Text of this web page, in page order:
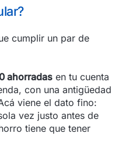
cumplir un par de
ahorradas en tu cuenta
con una antigüedad
viene el dato fino:
vez justo antes de
tiene que tener